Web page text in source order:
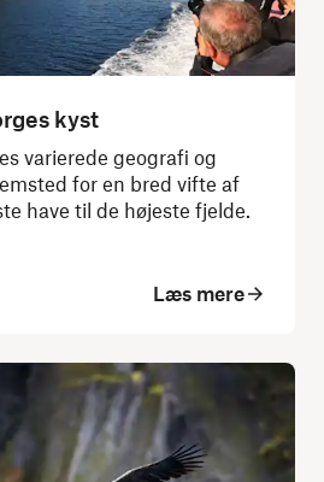
kyst
varierede geografi og
for en bred vifte af
have til de højeste fjelde.
Læs mere